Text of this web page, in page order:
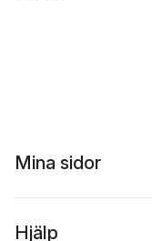
Mina sidor
Hjälp